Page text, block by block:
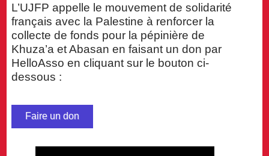
L’UJFP appelle le mouvement de solidarité
français avec la Palestine à renforcer la
collecte de fonds pour la pépinière de
Khuza’a et Abasan en faisant un don par
HelloAsso en cliquant sur le bouton ci-
dessous :
Faire un don